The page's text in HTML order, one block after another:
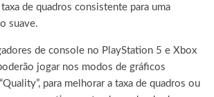
de quadros consistente para uma
suave.
de console no PlayStation 5 e Xbox
jogar nos modos de gráficos
para melhorar a taxa de quadros ou